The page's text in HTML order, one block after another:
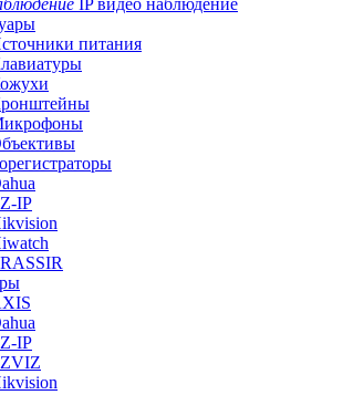
IP видео наблюдение
питания
IP
IP